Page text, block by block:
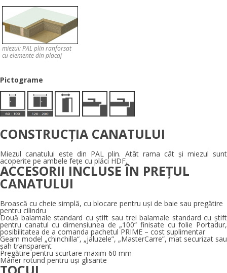
miezul: PAL plin ranforsat
cu elemente din placaj
Pictograme
CONSTRUCȚIA CANATULUI
Miezul canatului este din PAL plin. Atât rama cât și miezul sunt
acoperite pe ambele fețe cu plăci HDF.
ACCESORII INCLUSE ÎN PREȚUL
CANATULUI
Broască cu cheie simplă, cu blocare pentru uși de baie sau pregătire
pentru cilindru
Două balamale standard cu știft sau trei balamale standard cu știft
pentru canatul cu dimensiunea de „100“ finisate cu folie Portadur,
posibilitatea de a comanda pachetul PRIME – cost suplimentar
Geam model „chinchilla“, „jaluzele”, „MasterCarre”, mat securizat sau
șah transparent
Pregătire pentru scurtare maxim 60 mm
Mâner rotund pentru uși glisante